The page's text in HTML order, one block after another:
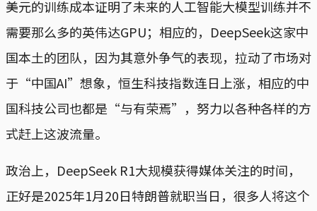
美元的训练成本证明了未来的人工智能大模型训练并不
需要那么多的英伟达GPU；相应的，DeepSeek这家中
国本土的团队，因为其意外争气的表现，拉动了市场对
于“中国AI”想象，恒生科技指数连日上涨，相应的中
国科技公司也都是“与有荣焉”，努力以各种各样的方
式赶上这波流量。
政治上，DeepSeek R1大规模获得媒体关注的时间，
正好是2025年1月20日特朗普就职当日，很多人将这个